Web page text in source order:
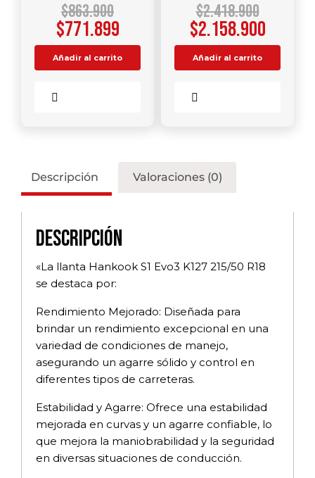
$863.900
$771.899
Añadir al carrito
$2.418.900
$2.158.900
Añadir al carrito
Descripción Valoraciones (0)
Descripción
«La llanta Hankook S1 Evo3 K127 215/50 R18
se destaca por:
Rendimiento Mejorado: Diseñada para
brindar un rendimiento excepcional en una
variedad de condiciones de manejo,
asegurando un agarre sólido y control en
diferentes tipos de carreteras.
Estabilidad y Agarre: Ofrece una estabilidad
mejorada en curvas y un agarre confiable, lo
que mejora la maniobrabilidad y la seguridad
en diversas situaciones de conducción.